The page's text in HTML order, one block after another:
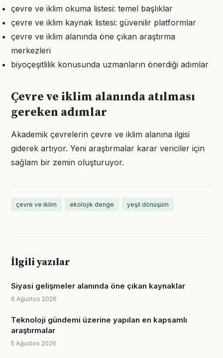
çevre ve iklim okuma listesi: temel başlıklar
çevre ve iklim kaynak listesi: güvenilir platformlar
çevre ve iklim alanında öne çıkan araştırma
merkezleri
biyoçeşitlilik konusunda uzmanların önerdiği adımlar
Çevre ve iklim alanında atılması
gereken adımlar
Akademik çevrelerin çevre ve iklim alanına ilgisi
giderek artıyor. Yeni araştırmalar karar vericiler için
sağlam bir zemin oluşturuyor.
çevre ve iklim ekolojik denge yeşil dönüşüm
İlgili yazılar
Siyasi gelişmeler alanında öne çıkan kaynaklar
6 Ağustos 2026
Teknoloji gündemi üzerine yapılan en kapsamlı
araştırmalar
5 Ağustos 2026